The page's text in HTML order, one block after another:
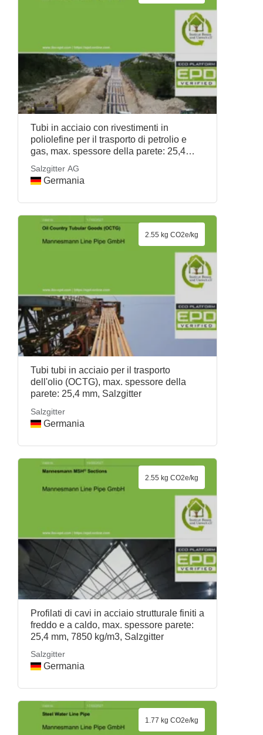
Tubi in acciaio con rivestimenti in
poliolefine per il trasporto di petrolio e
gas, max. spessore della parete: 25,4
Salzgitter AG
Germania
Tubi tubi in acciaio per il trasporto
dell'olio (OCTG), max. spessore della
parete: 25,4 mm, Salzgitter
Salzgitter
Germania
2.55 kg CO2e/kg
Profilati di cavi in acciaio strutturale finiti a
freddo e a caldo, max. spessore parete:
25,4 mm, 7850 kg/m3, Salzgitter
Salzgitter
Germania
2.55 kg CO2e/kg
1.77 kg CO2e/kg